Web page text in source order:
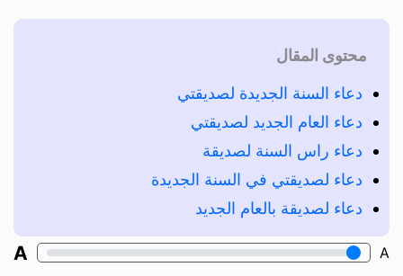
محتوى المقال
دعاء السنة الجديدة لصديقتي
دعاء العام الجديد لصديقتي
دعاء راس السنة لصديقة
دعاء لصديقتي في السنة الجديدة
دعاء لصديقة بالعام الجديد
A
A